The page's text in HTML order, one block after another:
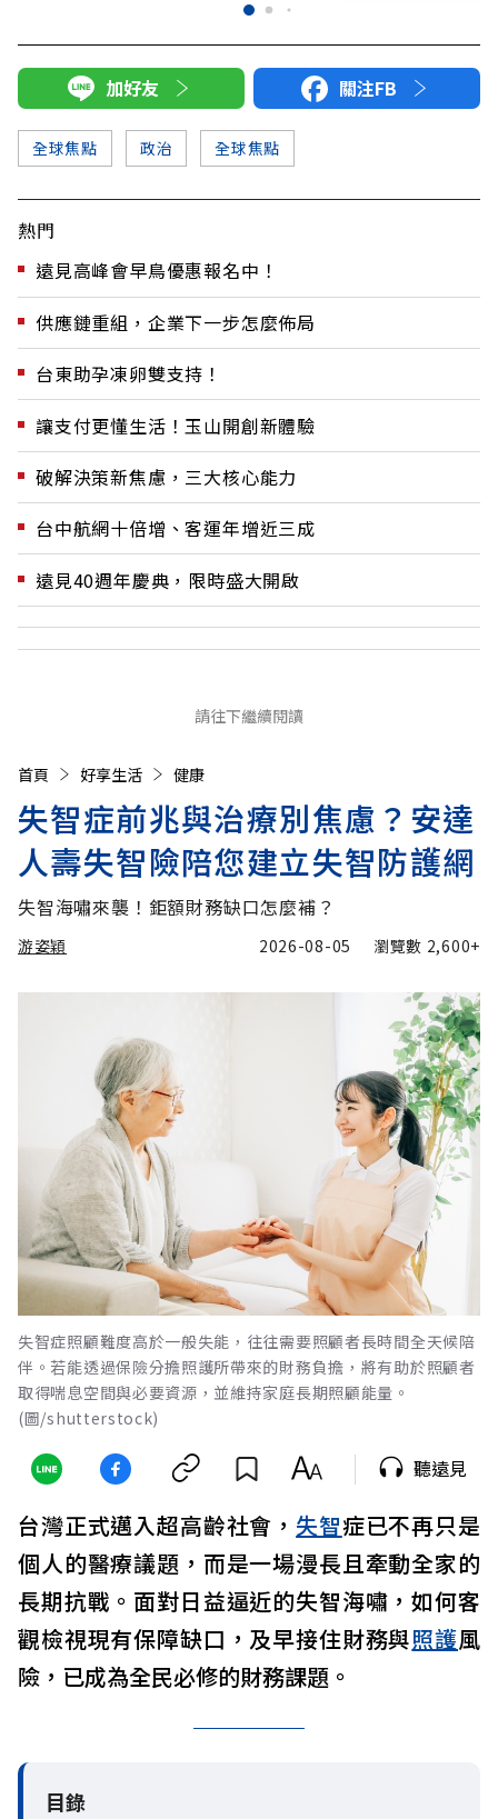
加好友 關注FB
全球焦點 政治 全球焦點
熱門
遠見高峰會早鳥優惠報名中！
供應鏈重組，企業下一步怎麼佈局
台東助孕凍卵雙支持！
讓支付更懂生活！玉山開創新體驗
破解決策新焦慮，三大核心能力
台中航網十倍增、客運年增近三成
遠見40週年慶典，限時盛大開啟
請往下繼續閱讀
首頁 好享生活 健康
失智症前兆與治療別焦慮？安達
人壽失智險陪您建立失智防護網
失智海嘯來襲！鉅額財務缺口怎麼補？
游姿穎 2026-08-05 瀏覽數 2,600+
失智症照顧難度高於一般失能，往往需要照顧者長時間全天候陪
伴。若能透過保險分擔照護所帶來的財務負擔，將有助於照顧者
取得喘息空間與必要資源，並維持家庭長期照顧能量。
(圖/shutterstock)
聽遠見
台灣正式邁入超高齡社會， 失智症已不再只是
個人的醫療議題，而是一場漫長且牽動全家的
長期抗戰。面對日益逼近的失智海嘯，如何客
觀檢視現有保障缺口，及早接住財務與照護風
險，已成為全民必修的財務課題。
目錄